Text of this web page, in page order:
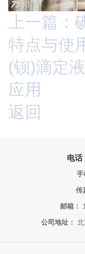
上一篇
特点与使
(钡)滴定
应用
返回
电话
手
传
邮箱：
公司地址：